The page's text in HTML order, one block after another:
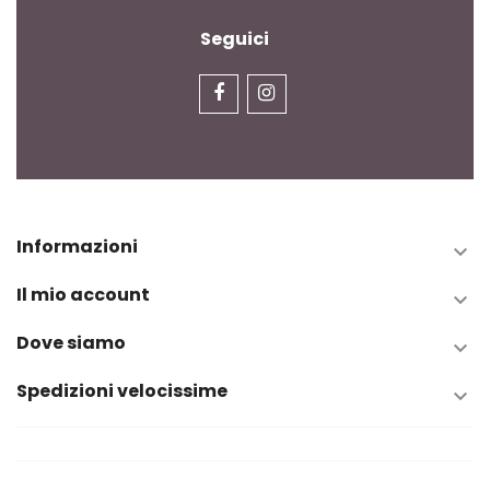
Seguici
Informazioni 
Il mio account 
Dove siamo 
Spedizioni velocissime 